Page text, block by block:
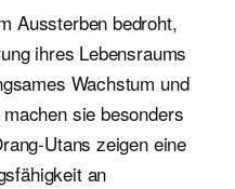
Aussterben bedroht,
ihres Lebensraums
Wachstum und
sie besonders
Utans zeigen eine
an